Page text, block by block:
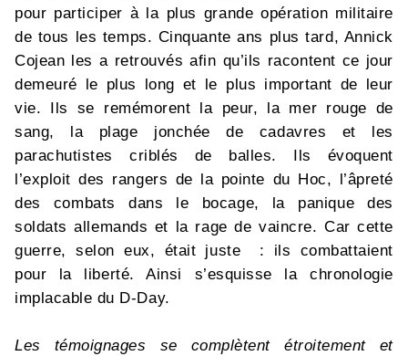
pour participer à la plus grande opération militaire
de tous les temps. Cinquante ans plus tard, Annick
Cojean les a retrouvés afin qu’ils racontent ce jour
demeuré le plus long et le plus important de leur
vie. Ils se remémorent la peur, la mer rouge de
sang, la plage jonchée de cadavres et les
parachutistes criblés de balles. Ils évoquent
l’exploit des rangers de la pointe du Hoc, l’âpreté
des combats dans le bocage, la panique des
soldats allemands et la rage de vaincre. Car cette
guerre, selon eux, était juste : ils combattaient
pour la liberté. Ainsi s’esquisse la chronologie
implacable du D-Day.
Les témoignages se complètent étroitement et